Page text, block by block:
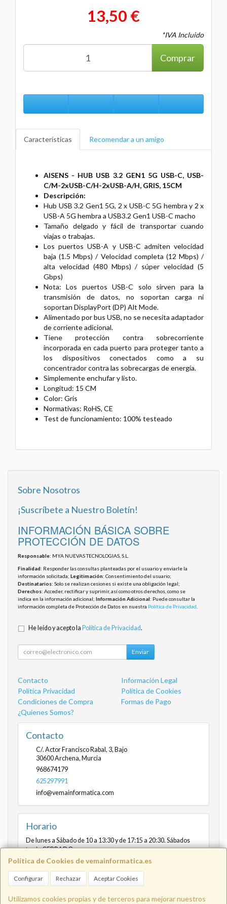
13,50 €
*IVA Incluido
Comprar
Características Recomendar a un amigo
AISENS - HUB USB 3.2 GEN1 5G USB-C, USB-
C/M-2xUSB-C/H-2xUSB-A/H, GRIS, 15CM
Descripción:
Hub USB 3.2 Gen1 5G, 2 x USB-C 5G hembra y 2 x
USB-A 5G hembra a USB3.2 Gen1 USB-C macho
Tamaño delgado y fácil de transportar cuando
viajas o trabajas.
Los puertos USB-A y USB-C admiten velocidad
baja (1.5 Mbps) / Velocidad completa (12 Mbps) /
alta velocidad (480 Mbps) / súper velocidad (5
Gbps)
Nota: Los puertos USB-C solo sirven para la
transmisión de datos, no soportan carga ni
soportan DisplayPort (DP) Alt Mode.
Alimentado por bus USB, no se necesita adaptador
de corriente adicional.
Tiene protección contra sobrecorriente
incorporada en cada puerto para proteger tanto a
los dispositivos conectados como a su
concentrador contra las sobrecargas de energía.
Simplemente enchufar y listo.
Longitud: 15 CM
Color: Gris
Normativas: RoHS, CE
Test de funcionamiento: 100% testeado
Política de Cookies de vemainformatica.es
Configurar Rechazar Aceptar Cookies
Utilizamos cookies propias y de terceros para mejorar nuestros
Sobre Nosotros
¡Suscríbete a Nuestro Boletín!
INFORMACIÓN BÁSICA SOBRE
PROTECCIÓN DE DATOS
Responsable: MYA NUEVAS TECNOLOGIAS, S.L.
Finalidad: Responder las consultas planteadas por el usuario y enviarle la
información solicitada; Legitimación: Consentimiento del usuario;
Destinatarios: Solo se realizan cesiones si existe una obligación legal;
Derechos: Acceder, rectificar y suprimir, así como otros derechos, como se
indica en la información adicional; Información Adicional: Puede consultar la
información completa de Protección de Datos en nuestra Política de Privacidad
He leído y acepto la Política de Privacidad.
Enviar
Contacto
Información Legal
Política Privacidad
Política de Cookies
Condiciones de Compra
Formas de Pago
¿Quienes Somos?
Contacto
C/. Actor Francisco Rabal, 3, Bajo
30600Archena, Murcia
968674179
625297991
info@vemainformatica.com
Horario
De lunes a Sábado de 10 a 13:30 y de 17:15 a 20:30. Sábados
tarde CERRADO
Info@vemainformatica.com 625